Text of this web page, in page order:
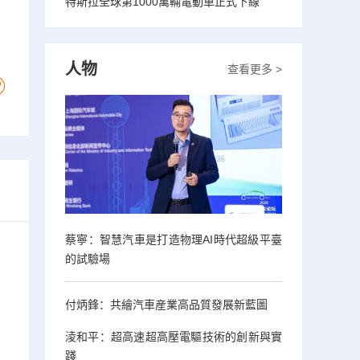
查看更多 >
人物
蔡寧：智慧汽車是打造物理AI時代超級平臺
的試驗場
付炳鋒：共繪汽車産業高品質發展新藍圖
淩和平：超高速超高壓電驅技術的創新與實
踐